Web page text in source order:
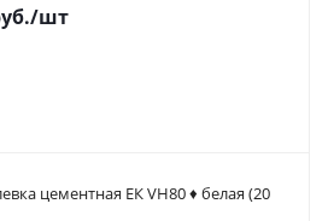
/шт
цементная ЕК VH80 ♦ белая (20